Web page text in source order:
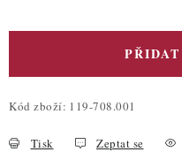
Kód zboží: 119-708.001
Tisk Zeptat se